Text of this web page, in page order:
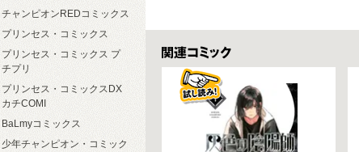
関連コミックス
チャンピオンREDコミックス
プリンセス・コミックス
プリンセス・コミックス プ
チプリ
プリンセス・コミックスDX
カチCOMI
BaLmyコミックス
少年チャンピオン・コミック